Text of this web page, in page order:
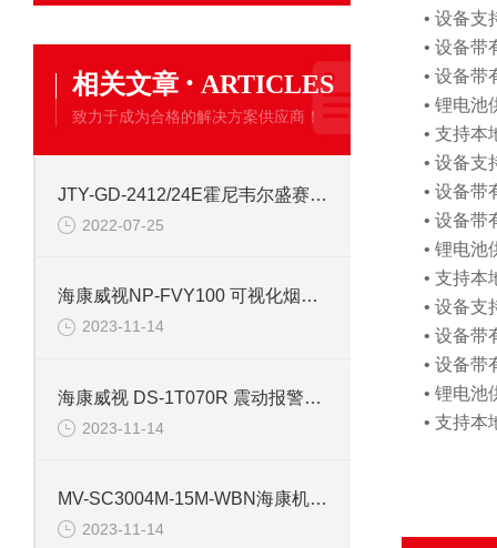
相关文章 · ARTICLES
致力于成为合格的解决方案供应商！
JTY-GD-2412/24E霍尼韦尔盛赛尔电式烟感报警探测器
2022-07-25
海康威视NP-FVY100 可视化烟雾探测器
2023-11-14
海康威视 DS-1T070R 震动报警探测器
2023-11-14
MV-SC3004M-15M-WBN海康机器人 40万像素视觉传感器
2023-11-14
• 设备支
• 设备带
• 设备带
• 锂电池
• 支持本
• 设备支
• 设备带
• 设备带
• 锂电池
• 支持本
• 设备支
• 设备带
• 设备带
• 锂电池
• 支持本